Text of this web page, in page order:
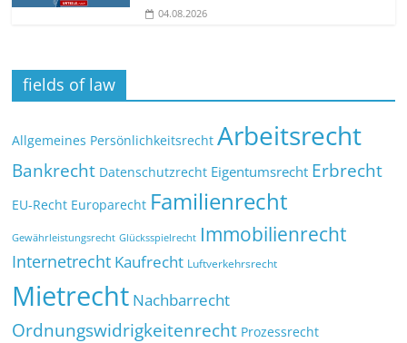
04.08.2026
fields of law
Allgemeines Persönlichkeitsrecht Arbeitsrecht
Bankrecht Datenschutzrecht Eigentumsrecht Erbrecht
EU-Recht Europarecht Familienrecht
Gewährleistungsrecht Glücksspielrecht Immobilienrecht
Internetrecht Kaufrecht Luftverkehrsrecht
Mietrecht Nachbarrecht
Ordnungswidrigkeitenrecht Prozessrecht